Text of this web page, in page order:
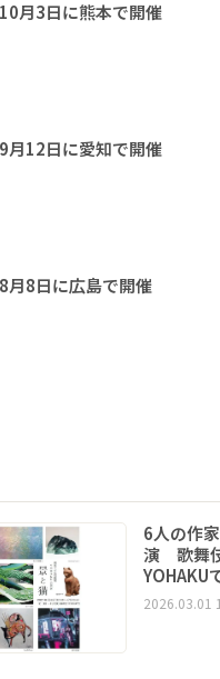
月3日に熊本で開催
12日に愛知で開催
8日に広島で開催
6人の作
演 歌舞
YOHAKU
2026.03.01